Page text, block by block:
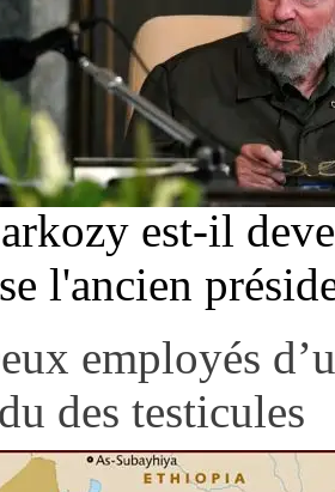
est-il
l'ancien
employés
des testicules